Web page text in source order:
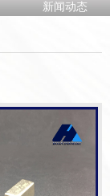
新闻动态